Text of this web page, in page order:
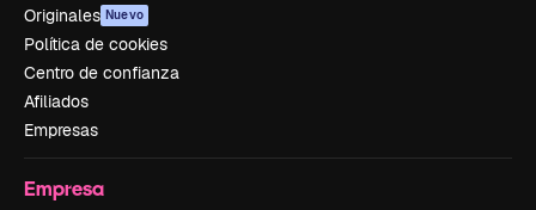
Originales Nuevo
Política de cookies
Centro de confianza
Afiliados
Empresas
Empresa